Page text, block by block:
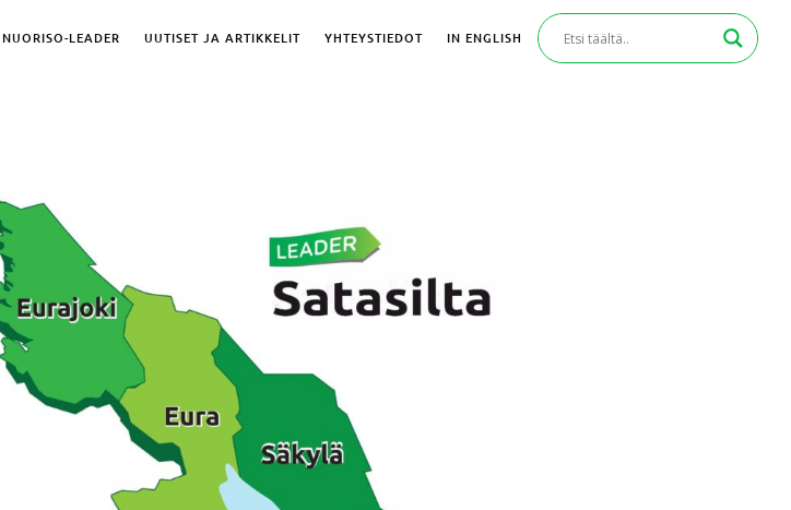
NUORISO-LEADER UUTISET JA ARTIKKELIT YHTEYSTIEDOT IN ENGLISH